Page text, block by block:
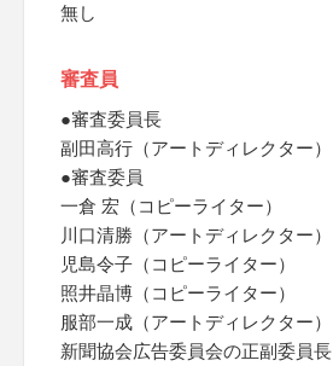
無し
審査員
●審査委員長
副田高行（アートディレクター）
●審査委員
一倉 宏（コピーライター）
川口清勝（アートディレクター）
児島令子（コピーライター）
照井晶博（コピーライター）
服部一成（アートディレクター）
新聞協会広告委員会の正副委員長